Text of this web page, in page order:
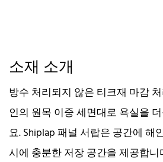
소재 소개
방수 처리되지 않은 티크재 마감
인의 원목 이중 세면대로 욕실을
요. Shiplap 패널 서랍은 공간에 해
시에 충분한 저장 공간을 제공합